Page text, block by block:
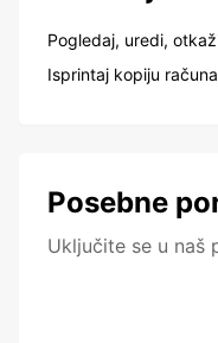
Pogledaj, uredi,
Isprintaj kopiju računa
Posebne
Uključite se u naš